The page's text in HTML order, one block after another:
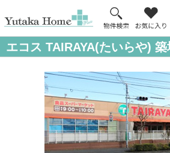
エコス TAIRAYA(たいらや) 築